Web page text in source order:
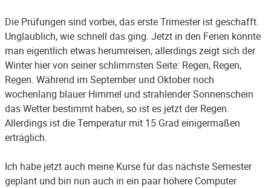
Die Prüfungen sind vorbei, das erste Trimester ist geschafft.
Unglaublich, wie schnell das ging. Jetzt in den Ferien könnte
man eigentlich etwas herumreisen, allerdings zeigt sich der
Winter hier von seiner schlimmsten Seite: Regen, Regen,
Regen. Während im September und Oktober noch
wochenlang blauer Himmel und strahlender Sonnenschein
das Wetter bestimmt haben, so ist es jetzt der Regen.
Allerdings ist die Temperatur mit 15 Grad einigermaßen
erträglich.
Ich habe jetzt auch meine Kurse für das nächste Semester
geplant und bin nun auch in ein paar höhere Computer